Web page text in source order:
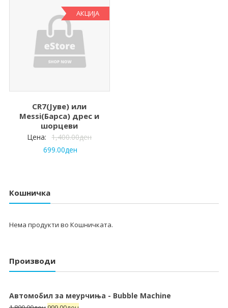
АКЦИЈА
CR7(Јуве) или
Messi(Барса) дрес и
шорцеви
Цена: 1,400.00ден
699.00ден
Кошничка
Нема продукти во Кошничката.
Производи
Автомобил за меурчиња - Bubble Machine